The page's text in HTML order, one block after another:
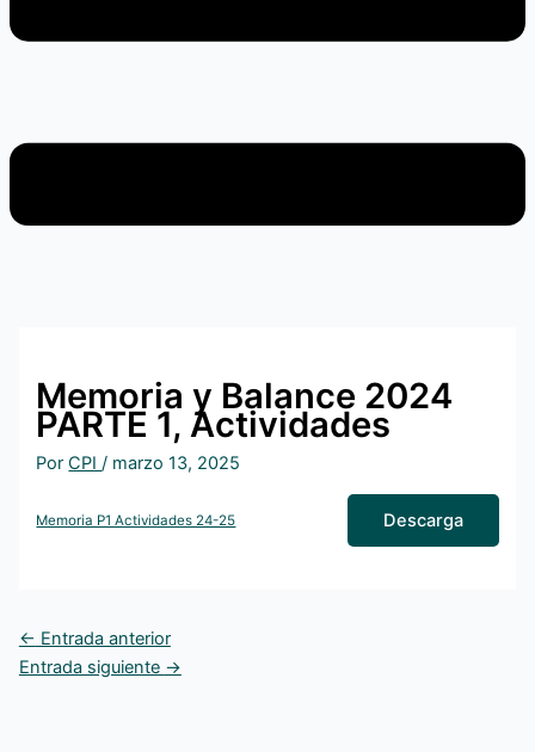
Memoria y Balance 2024
PARTE 1, Actividades
PorCPI/ marzo 13, 2025
Memoria P1 Actividades 24-25 Descarga
← Entrada anterior
Entrada siguiente →